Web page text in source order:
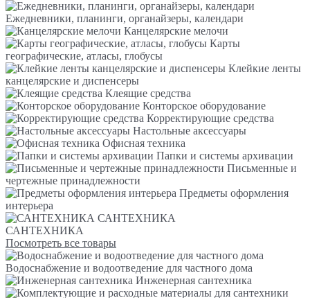
Ежедневники, планинги, органайзеры, календари
Канцелярские мелочи
Карты
географические, атласы, глобусы
Клейкие ленты
канцелярские и диспенсеры
Клеящие средства
Конторское оборудование
Корректирующие средства
Настольные аксессуары
Офисная техника
Папки и системы архивации
Письменные и
чертежные принадлежности
Предметы оформления
интерьера
САНТЕХНИКА
САНТЕХНИКА
Посмотреть все товары
Водоснабжение и водоотведение для частного дома
Инженерная сантехника